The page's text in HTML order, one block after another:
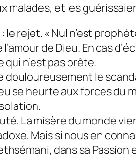
malades, et les
rejet. « Nul n’est
de Dieu. En cas
qui n’est pas prête.
le
se heurte aux forces du
La misère du monde
Mais si nous en
dans sa Passion